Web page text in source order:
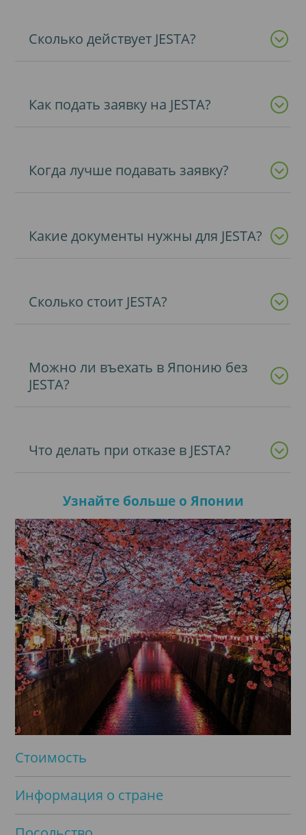
Сколько действует JESTA?
Как подать заявку на JESTA?
Когда лучше подавать заявку?
Какие документы нужны для JESTA?
Сколько стоит JESTA?
Можно ли въехать в Японию без
JESTA?
Что делать при отказе в JESTA?
Узнайте больше о Японии
Стоимость
Информация о стране